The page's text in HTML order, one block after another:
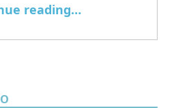
reading…